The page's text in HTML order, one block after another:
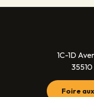
1C-1D
Foire